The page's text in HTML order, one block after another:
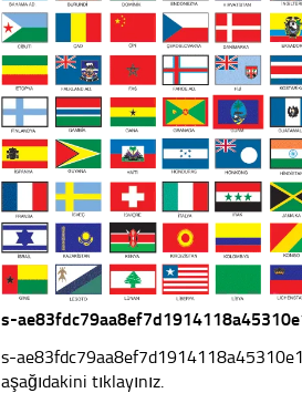
s-
s-
aşağıdakini tıklayınız.